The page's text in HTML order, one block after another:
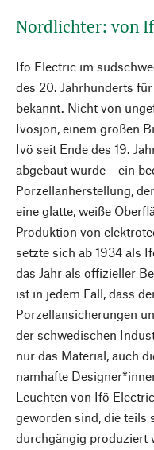
Nordlichter: von
Ifö Electric im
des 20. Jahrhunderts
bekannt. Nicht von
Ivösjön, einem großen
Ivö seit Ende des 19.
abgebaut wurde – ein
Porzellanherstellung,
eine glatte, weiße
Produktion von
setzte sich ab 1934 als
das Jahr als offizieller
ist in jedem Fall, dass
Porzellansicherungen
der schwedischen
nur das Material, auch
namhafte
Leuchten von Ifö
geworden sind, die teils
durchgängig produziert